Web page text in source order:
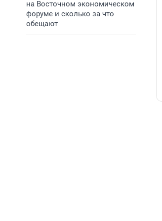
на Восточном экономическом
форуме и сколько за что
обещают